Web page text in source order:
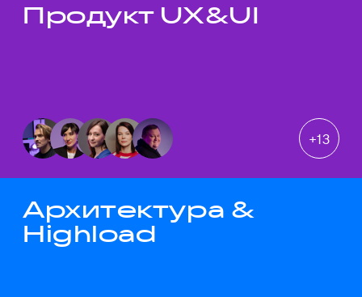
Темы докладов
Продукт UX&UI
+13
Архитектура &
Highload